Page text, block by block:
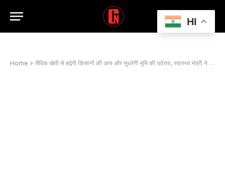
Home » जैविक खेती से बढ़ेगी किसानों की आय और सुधरेगी भूमि की उर्वरता, स्वास्थ्य मंत्री ने दी जानकारी
HI